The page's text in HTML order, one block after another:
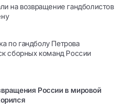
на возвращение гандболистов
по гандболу Петрова
сборных команд России
России в мировой